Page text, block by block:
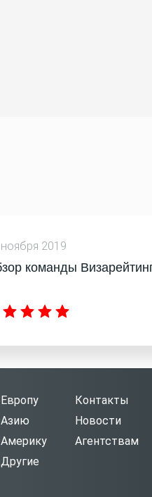
2019
команды
Азию
Контакты
Новости
Агентствам